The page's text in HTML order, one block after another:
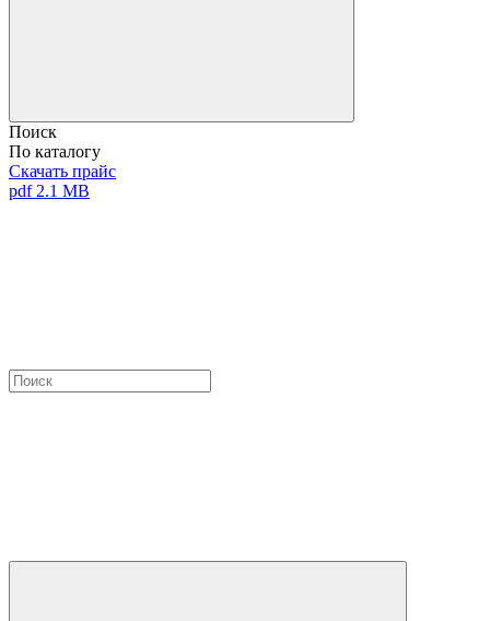
Поиск
По каталогу
Скачать прайс
pdf 2.1 MB